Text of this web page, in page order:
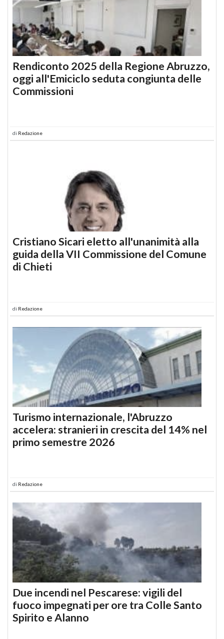
Rendiconto 2025 della Regione Abruzzo,
oggi all'Emiciclo seduta congiunta delle
Commissioni
di Redazione
Cristiano Sicari eletto all'unanimità alla
guida della VII Commissione del Comune
di Chieti
di Redazione
Turismo internazionale, l'Abruzzo
accelera: stranieri in crescita del 14% nel
primo semestre 2026
di Redazione
Due incendi nel Pescarese: vigili del
fuoco impegnati per ore tra Colle Santo
Spirito e Alanno